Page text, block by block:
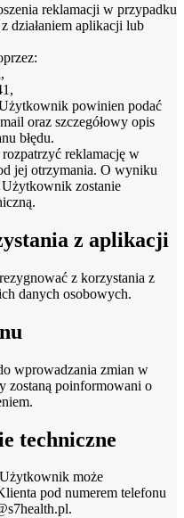
reklamacji w przypadku
działaniem aplikacji lub
powinien podać
oraz szczegółowy opis
błędu.
reklamację w
jej otrzymania. O wyniku
zostanie
z aplikacji
z korzystania z
danych osobowych.
wprowadzania zmian w
zostaną poinformowani o
techniczne
może
pod numerem telefonu